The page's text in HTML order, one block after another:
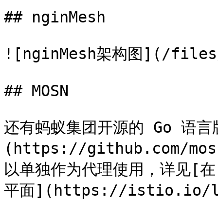
## nginMesh
![nginMesh架构图](/files/
## MOSN
还有蚂蚁集团开源的 Go 语
(https://github.com/
以单独作为代理使用，详见[
平面](https://istio.io/